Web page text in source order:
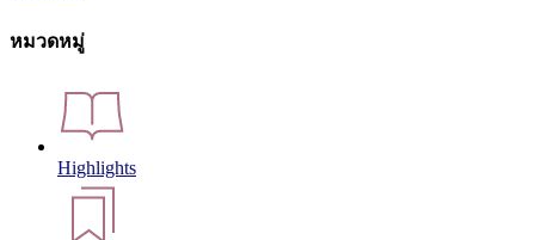
หมวดหมู่
Highlights